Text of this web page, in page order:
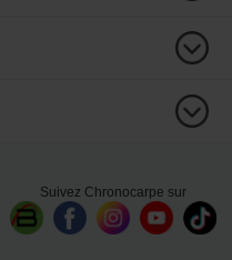
Suivez Chronocarpe sur